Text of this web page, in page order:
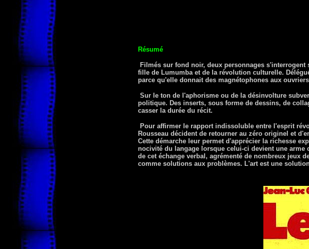
Résumé
Filmés sur fond noir, deux personnages
fille de Lumumba et de la révolution culturelle.
parce qu'elle donnait des magnétophones aux
Sur le ton de l'aphorisme ou de la désinvolture
politique. Des inserts, sous forme de dessins, de
casser la durée du récit.
Pour affirmer le rapport indissoluble entre l'esprit
Rousseau décident de retourner au zéro originel et
Cette démarche leur permet d'apprécier la richesse
nocivité du langage lorsque celui-ci devient une
de cet échange verbal, agrémenté de nombreux jeux
comme solutions aux problèmes. L'art est une